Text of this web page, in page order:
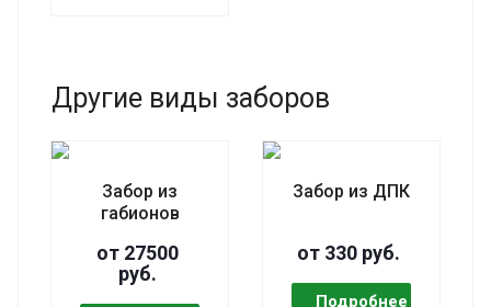
Другие виды заборов
Забор из
габионов
от 27500
руб.
Забор из ДПК
от 330 руб.